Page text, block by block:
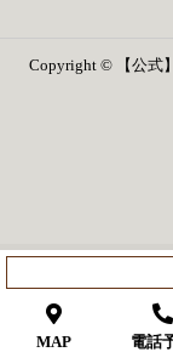
Copyright © 【公式
MAP 電話